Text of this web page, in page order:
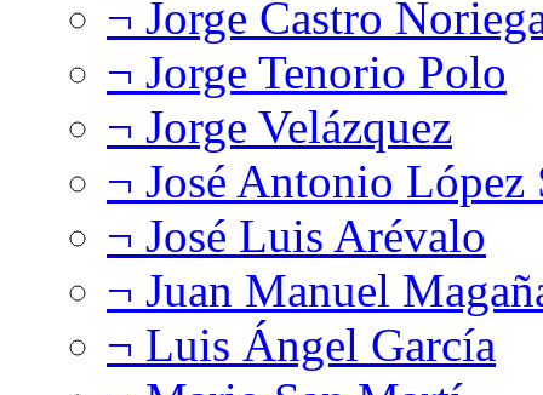
¬ Jorge Castro
¬ Jorge Tenorio Polo
¬ Jorge Velázquez
¬ José Antonio López
¬ José Luis Arévalo
¬ Juan Manuel
¬ Luis Ángel García